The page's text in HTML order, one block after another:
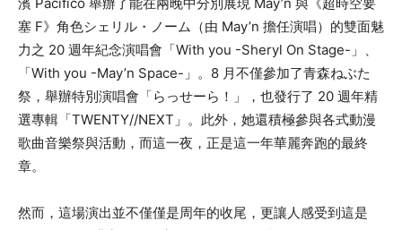
濱 Pacifico 舉辦了能在兩晚中分別展現 May’n 與《超時空要
塞 F》角色シェリル・ノーム（由 May’n 擔任演唱）的雙面魅
力之 20 週年紀念演唱會「With you -Sheryl On Stage-」、
「With you -May’n Space-」。8 月不僅參加了青森ねぶた
祭，舉辦特別演唱會「らっせーら！」，也發行了 20 週年精
選專輯「TWENTY//NEXT」。此外，她還積極參與各式動漫
歌曲音樂祭與活動，而這一夜，正是這一年華麗奔跑的最終
章。
然而，這場演出並不僅僅是周年的收尾，更讓人感受到這是